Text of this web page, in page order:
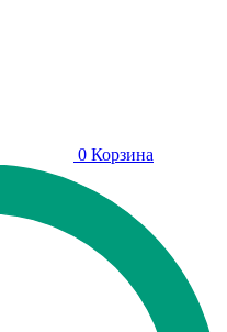
0 Корзина